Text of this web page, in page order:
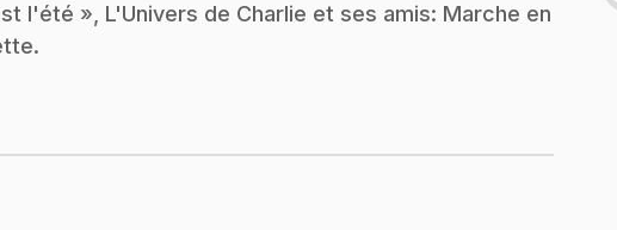
l'été », L'Univers de Charlie et ses amis: Marche en